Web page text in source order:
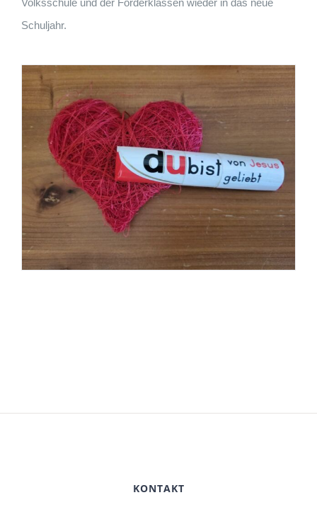
Volksschule und der Förderklassen wieder in das neue
Schuljahr.
KONTAKT